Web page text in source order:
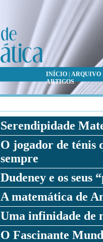
INÍCIO ARQUIVO
ARTIGOS
Serendipidade
O jogador de ténis
sempre
Dudeney e os seus
A matemática de
Uma infinidade de
O Fascinante